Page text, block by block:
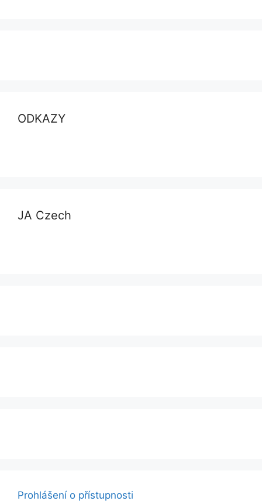
ODKAZY
JA Czech
Prohlášení o přístupnosti